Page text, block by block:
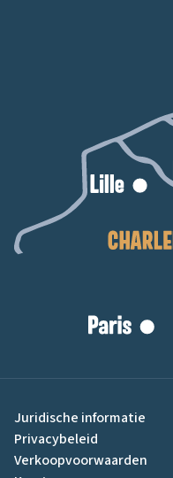
Juridische informatie
Privacybeleid
Verkoopvoorwaarden